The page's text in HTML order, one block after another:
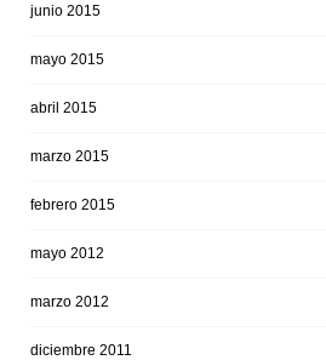
junio 2015
mayo 2015
abril 2015
marzo 2015
febrero 2015
mayo 2012
marzo 2012
diciembre 2011